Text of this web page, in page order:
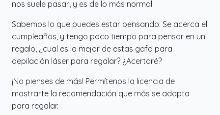
nos suele pasar, y es de lo más normal.
Sabemos lo que puedes estar pensando: Se acerca el
cumpleaños, y tengo poco tiempo para pensar en un
regalo, ¿cual es la mejor de estas gafa para
depilación láser para regalar? ¿Acertaré?
¡No pienses de más! Permítenos la licencia de
mostrarte la recomendación que más se adapta
para regalar.